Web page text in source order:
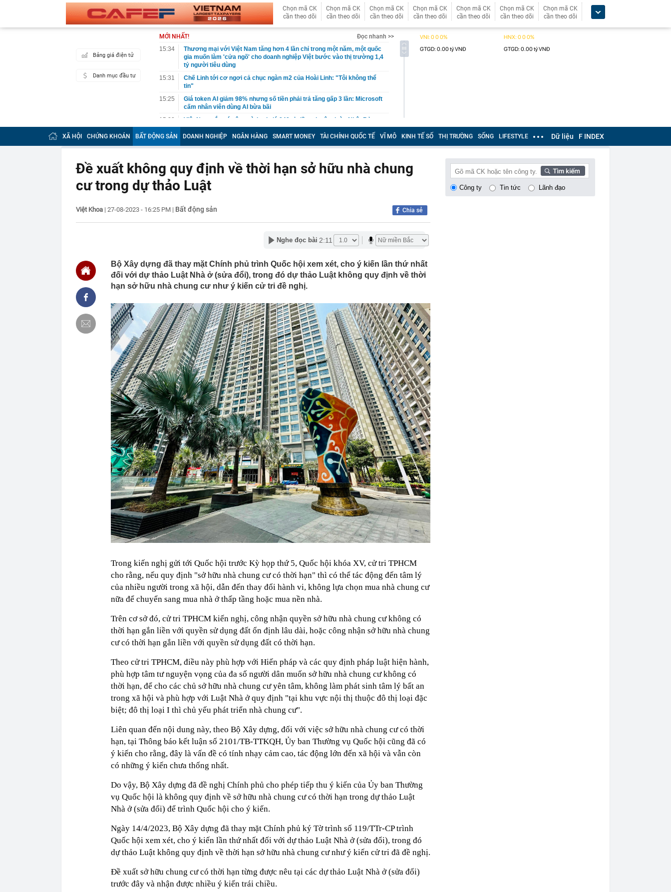
Chọn mã CK
cần theo dõi
Chọn mã CK
cần theo dõi
Chọn mã CK
cần theo dõi
Chọn mã CK
cần theo dõi
Chọn mã CK
cần theo dõi
Chọn mã CK
cần theo dõi
Chọn mã CK
cần theo dõi
Bảng giá điện tử
Danh mục đầu tư
MỚI NHẤT!
Đọc nhanh >>
15:34
Thương mại với Việt Nam tăng hơn 4 lần chỉ trong một năm, một quốc
gia muốn làm 'cửa ngõ' cho doanh nghiệp Việt bước vào thị trường 1,4
tỷ người tiêu dùng
15:31
Chế Linh tới cơ ngơi cả chục ngàn m2 của Hoài Linh: "Tôi không thể
tin"
15:25
Giá token AI giảm 98% nhưng số tiền phải trả tăng gấp 3 lần: Microsoft
cấm nhân viên dùng AI bừa bãi
15:23
Việt Nam sắp có công trình trị giá 940 tỷ đồng do tập đoàn Nhật Bản
đầu tư: Xây dựng thần tốc trong 1 năm, tạo ra 800 cơ hội việc làm
Bộ GD&ĐT công bố thời gian dự kiến thi tốt nghiệp THPT năm 2027
Anh: Khói đen cuồn cuộn bao trùm, một phần toà nhà đổ sập
15:18
Bắt môi giới Hà Thị Thu Hiền SN 1992 khi vừa về nước
15:15
Hanoi Metro lập kỷ lục về lượng khách và lợi nhuận
nào?
15:11
Đấu giá đôi hoa tai đính kim cương của bà Trương Mỹ Lan
Vì sao khách Tây đến Việt Nam là phải thuê xe máy còn khách Hàn,
14:58
CEO MB: Lãi suất khó tăng thêm, nhưng thanh khoản vẫn là bài toán
lớn trong nửa cuối năm
Doãn Hải My đeo túi hàng hiệu, bế con đến khách sạn gặp Văn Hậu,
14:46
Một “đại gia” Việt bán điều hòa, máy lạnh kiếm 330 tỷ đồng mỗi ngày
tháng 7
14:46
20 trường đại học dự kiến lịch công bố điểm chuẩn 2026, sớm nhất từ
ngày 9/8
14:45
Bảo hiểm Quân đội (MIC) chốt ngày trả cổ tức bằng tiền mặt tỷ lệ 10%
14:45
Thông báo mới nhất về lịch nghỉ lễ Quốc khánh năm 2026
14:45
Nga tấn công cơ sở năng lượng trọng yếu của Ukraine
14:45
Thời gian nghỉ và chế độ thai sản khi sinh con thứ hai
XÃ HỘI CHỨNG KHOÁN BẤT ĐỘNG SẢN DOANH NGHIỆP NGÂN HÀNG SMART MONEY TÀI CHÍNH QUỐC TẾ VĨ MÔ KINH TẾ SỐ THỊ TRƯỜNG SỐNG LIFESTYLE Dữ liệu F INDEX
Đề xuất không quy định về thời hạn sở hữu nhà chung
cư trong dự thảo Luật
Việt Khoa | 27-08-2023 - 16:25 PM | Bất động sản Chia sẻ
Nghe đọc bài 2:11
Bộ Xây dựng đã thay mặt Chính phủ trình Quốc hội xem xét, cho ý kiến lần thứ nhất
đối với dự thảo Luật Nhà ở (sửa đổi), trong đó dự thảo Luật không quy định về thời
hạn sở hữu nhà chung cư như ý kiến cử tri đề nghị.
Trong kiến nghị gửi tới Quốc hội trước Kỳ họp thứ 5, Quốc hội khóa XV, cử tri TPHCM
cho rằng, nếu quy định "sở hữu nhà chung cư có thời hạn" thì có thể tác động đến tâm lý
của nhiều người trong xã hội, dẫn đến thay đổi hành vi, không lựa chọn mua nhà chung cư
nữa để chuyển sang mua nhà ở thấp tầng hoặc mua nền nhà.
Trên cơ sở đó, cử tri TPHCM kiến nghị, công nhận quyền sở hữu nhà chung cư không có
thời hạn gắn liền với quyền sử dụng đất ổn định lâu dài, hoặc công nhận sở hữu nhà chung
cư có thời hạn gắn liền với quyền sử dụng đất có thời hạn.
Theo cử tri TPHCM, điều này phù hợp với Hiến pháp và các quy định pháp luật hiện hành,
phù hợp tâm tư nguyện vọng của đa số người dân muốn sở hữu nhà chung cư không có
thời hạn, để cho các chủ sở hữu nhà chung cư yên tâm, không làm phát sinh tâm lý bất an
trong xã hội và phù hợp với Luật Nhà ở quy định "tại khu vực nội thị thuộc đô thị loại đặc
biệt; đô thị loại I thì chủ yếu phát triển nhà chung cư".
Liên quan đến nội dung này, theo Bộ Xây dựng, đối với việc sở hữu nhà chung cư có thời
hạn, tại Thông báo kết luận số 2101/TB-TTKQH, Ủy ban Thường vụ Quốc hội cũng đã có
ý kiến cho rằng, đây là vấn đề có tính nhạy cảm cao, tác động lớn đến xã hội và vẫn còn
có những ý kiến chưa thống nhất.
Do vậy, Bộ Xây dựng đã đề nghị Chính phủ cho phép tiếp thu ý kiến của Ủy ban Thường
vụ Quốc hội là không quy định về sở hữu nhà chung cư có thời hạn trong dự thảo Luật
Nhà ở (sửa đổi) để trình Quốc hội cho ý kiến.
Ngày 14/4/2023, Bộ Xây dựng đã thay mặt Chính phủ ký Tờ trình số 119/TTr-CP trình
Quốc hội xem xét, cho ý kiến lần thứ nhất đối với dự thảo Luật Nhà ở (sửa đổi), trong đó
dự thảo Luật không quy định về thời hạn sở hữu nhà chung cư như ý kiến cử tri đã đề nghị.
Đề xuất sở hữu chung cư có thời hạn từng được nêu tại các dự thảo Luật Nhà ở (sửa đổi)
trước đây và nhận được nhiều ý kiến trái chiều.
Công ty Tin tức Lãnh đạo